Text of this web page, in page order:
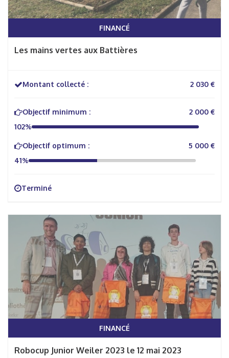
FINANCÉ
Les mains vertes aux Battières
Montant collecté : 2 030 €
Objectif minimum :
2 000 €
102%
Objectif optimum :
5 000 €
41%
Terminé
FINANCÉ
Robocup Junior Weiler 2023 le 12 mai 2023